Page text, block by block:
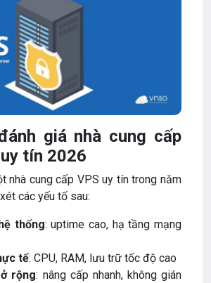
giá nhà cung cấp
tín 2026
nhà cung cấp VPS uy tín trong năm
các yếu tố sau:
thống: uptime cao, hạ tầng mạng
tế: CPU, RAM, lưu trữ tốc độ cao
rộng: nâng cấp nhanh, không gián